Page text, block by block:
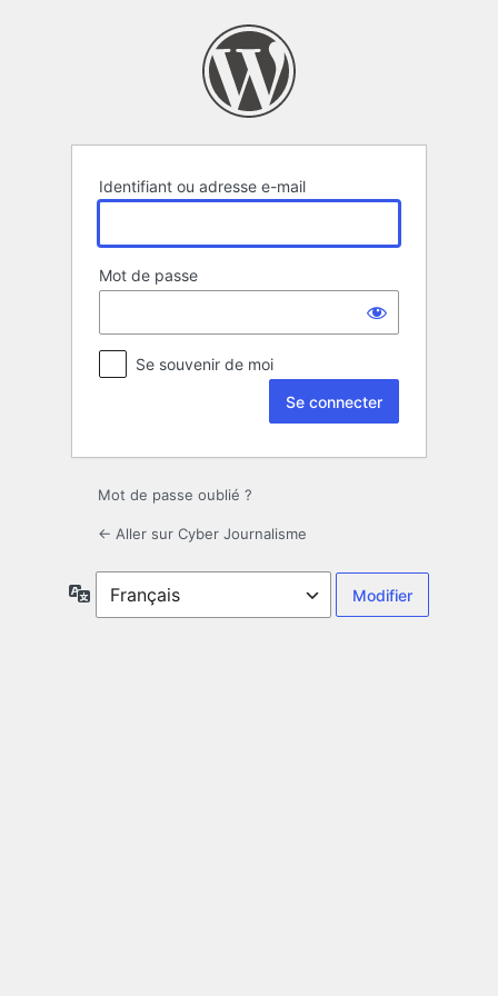
Identifiant ou adresse e-mail
Mot de passe
Se souvenir de moi
Mot de passe oublié ?
← Aller sur Cyber Journalisme
Langue